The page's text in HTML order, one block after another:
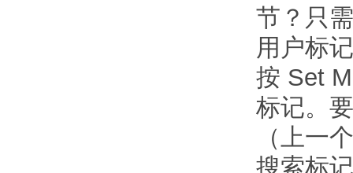
节？只
用户标记
按 Set
标记。
（上一
搜索标记